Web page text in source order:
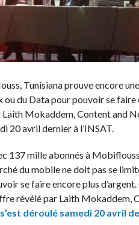
Tunisiana prouve encore
du Data pour pouvoir se faire
Mokaddem, Content and
20 avril dernier à l’INSAT.
137 mille abonnés à
du mobile ne doit pas se
se faire encore plus
révélé par Laith Mokaddem,
déroulé samedi 20 avril